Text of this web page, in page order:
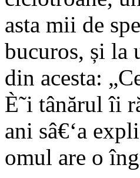
asta mii de
bucuros, și la
din acesta:
È˜i tânărul îi
ani sâ€‘a
omul are o